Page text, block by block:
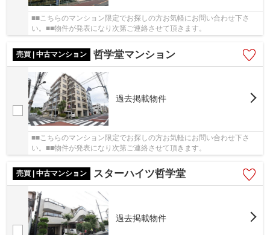
■■こちらのマンション限定でお探しの方お気軽にお問い合わせ下さ
い。■■物件が発表になり次第ご連絡させて頂きます。
売買 | 中古マンション 哲学堂マンション
過去掲載物件
■■こちらのマンション限定でお探しの方お気軽にお問い合わせ下さ
い。■■物件が発表になり次第ご連絡させて頂きます。
売買 | 中古マンション スターハイツ哲学堂
過去掲載物件